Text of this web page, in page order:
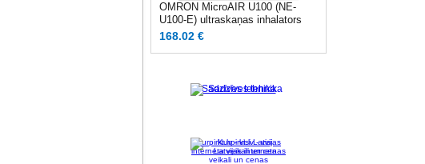
OMRON MicroAIR U100 (NE-
U100-E) ultraskaņas inhalators
168.02 €
Sadzīves tehnika
Kurpirkt.lv - visi Latvijas
interneta veikali un cenas